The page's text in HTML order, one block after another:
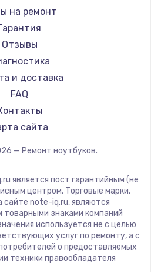
ноутбуков iru
Machenike
ноутбуков DEXP
Teclast
CHUWI
Colorful
Gigabyte
Aorus
Maibenben
Getac
Epson
Philips
LG
Panasonic
ZTE
Hiper
Evga
Google
Echips
на ремонт
Отзывы
и доставка
FAQ
сайта
— Ремонт ноутбуков.
является пост гарантийным (не
центром. Торговые марки,
сайте note-iq.ru, являются
товарными знаками компаний
используется не с целью
услуг по ремонту, а с
о предоставляемых
техники правообладателя